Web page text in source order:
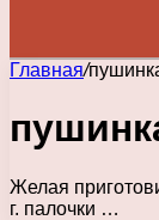
Главная/
Желая
г. палочки …